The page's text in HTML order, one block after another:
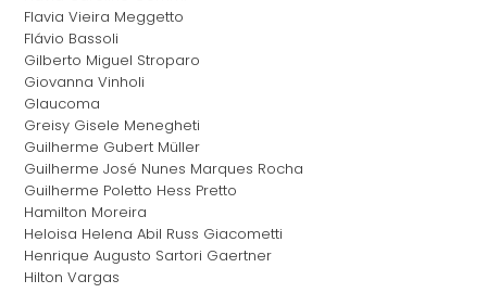
Flavia Vieira Meggetto
Flávio Bassoli
Gilberto Miguel Stroparo
Giovanna Vinholi
Glaucoma
Greisy Gisele Menegheti
Guilherme Gubert Müller
Guilherme José Nunes Marques Rocha
Guilherme Poletto Hess Pretto
Hamilton Moreira
Heloisa Helena Abil Russ Giacometti
Henrique Augusto Sartori Gaertner
Hilton Vargas